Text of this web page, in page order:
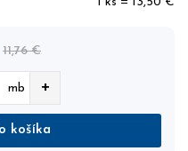
11,76 €
mb +
košíka